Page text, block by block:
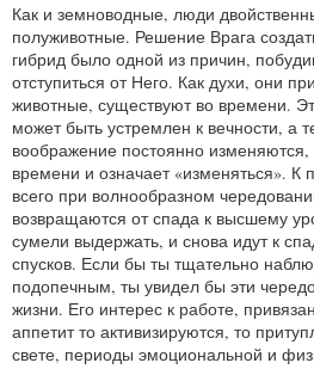
Как и земноводные, люди
полуживотные. Решение Врага
гибрид было одной из причин,
отступиться от Него. Как духи, они
животные, существуют во времени.
может быть устремлен к вечности, а
воображение постоянно изменяются,
времени и означает «изменяться». К
всего при волнообразном
возвращаются от спада к высшему
сумели выдержать, и снова идут к
спусков. Если бы ты тщательно
подопечным, ты увидел бы эти
жизни. Его интерес к работе,
аппетит то активизируются, то
свете, периоды эмоциональной и